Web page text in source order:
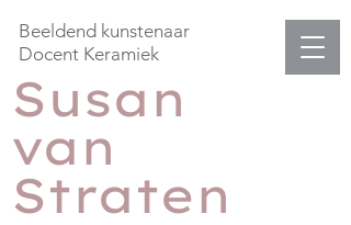
Susan
van
Straten
Beeldend kunstenaar
Docent Keramiek